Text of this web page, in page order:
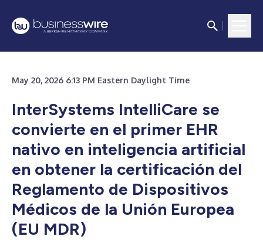
May 20, 2026 6:13 PM Eastern Daylight Time
InterSystems IntelliCare se
convierte en el primer EHR
nativo en inteligencia artificial
en obtener la certificación del
Reglamento de Dispositivos
Médicos de la Unión Europea
(EU MDR)